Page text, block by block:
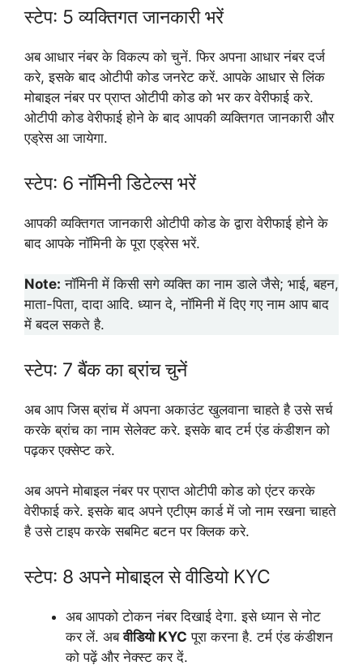
स्टेप: 5 व्यक्तिगत जानकारी भरें
अब आधार नंबर के विकल्प को चुनें. फिर अपना आधार नंबर दर्ज
करे, इसके बाद ओटीपी कोड जनरेट करें. आपके आधार से लिंक
मोबाइल नंबर पर प्राप्त ओटीपी कोड को भर कर वेरीफाई करे.
ओटीपी कोड वेरीफाई होने के बाद आपकी व्यक्तिगत जानकारी और
एड्रेस आ जायेगा.
स्टेप: 6 नॉमिनी डिटेल्स भरें
आपकी व्यक्तिगत जानकारी ओटीपी कोड के द्वारा वेरीफाई होने के
बाद आपके नॉमिनी के पूरा एड्रेस भरें.
Note: नॉमिनी में किसी सगे व्यक्ति का नाम डाले जैसे; भाई, बहन,
माता-पिता, दादा आदि. ध्यान दे, नॉमिनी में दिए गए नाम आप बाद
में बदल सकते है.
स्टेप: 7 बैंक का ब्रांच चुनें
अब आप जिस ब्रांच में अपना अकाउंट खुलवाना चाहते है उसे सर्च
करके ब्रांच का नाम सेलेक्ट करे. इसके बाद टर्म एंड कंडीशन को
पढ़कर एक्सेप्ट करे.
अब अपने मोबाइल नंबर पर प्राप्त ओटीपी कोड को एंटर करके
वेरीफाई करे. इसके बाद अपने एटीएम कार्ड में जो नाम रखना चाहते
है उसे टाइप करके सबमिट बटन पर क्लिक करे.
स्टेप: 8 अपने मोबाइल से वीडियो KYC
अब आपको टोकन नंबर दिखाई देगा. इसे ध्यान से नोट
कर लें. अबवीडियो KYC पूरा करना है. टर्म एंड कंडीशन
को पढ़ें और नेक्स्ट कर दें.